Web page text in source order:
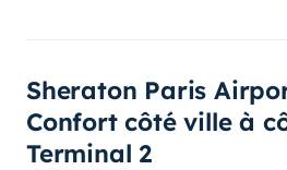
Sheraton Paris
Confort côté ville à
Terminal 2